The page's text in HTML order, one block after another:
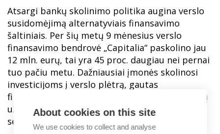
About cookies on this site
We use cookies to collect and analyse
Atsargi bankų skolinimo politika augina verslo
susidomėjimą alternatyviais finansavimo
šaltiniais. Per šių metų 9 mėnesius verslo
finansavimo bendrovė „Capitalia“ paskolino jau
12 mln. eurų, tai yra 45 proc. daugiau nei pernai
tuo pačiu metu. Dažniausiai įmonės skolinosi
investicijoms į verslo plėtrą, gautas
finansavimas taip pat buvo naudojamas didelių
užsakymų vykdymui bei pinigų srautų ir
sezoniškumo valdymui.